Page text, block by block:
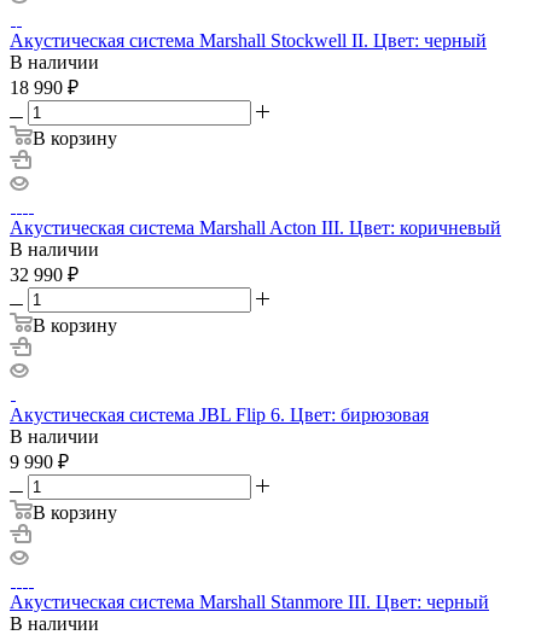
Акустическая система Marshall Stockwell II. Цвет: черный
В наличии
18 990 ₽
В корзину
Акустическая система Marshall Acton III. Цвет: коричневый
В наличии
32 990 ₽
В корзину
Акустическая система JBL Flip 6. Цвет: бирюзовая
В наличии
9 990 ₽
В корзину
Акустическая система Marshall Stanmore III. Цвет: черный
В наличии